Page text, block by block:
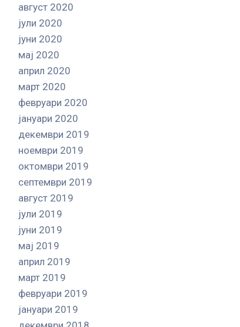
август 2020
јули 2020
јуни 2020
мај 2020
април 2020
март 2020
февруари 2020
јануари 2020
декември 2019
ноември 2019
октомври 2019
септември 2019
август 2019
јули 2019
јуни 2019
мај 2019
април 2019
март 2019
февруари 2019
јануари 2019